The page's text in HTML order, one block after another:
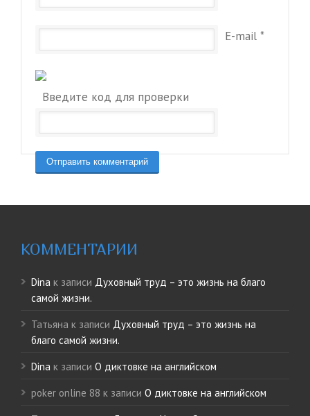
E-mail *
Введите код для проверки
КОММЕНТАРИИ
Dina к записи Духовный труд – это жизнь на благо
самой жизни.
Татьяна к записи Духовный труд – это жизнь на
благо самой жизни.
Dina к записи О диктовке на английском
poker online 88 к записи О диктовке на английском